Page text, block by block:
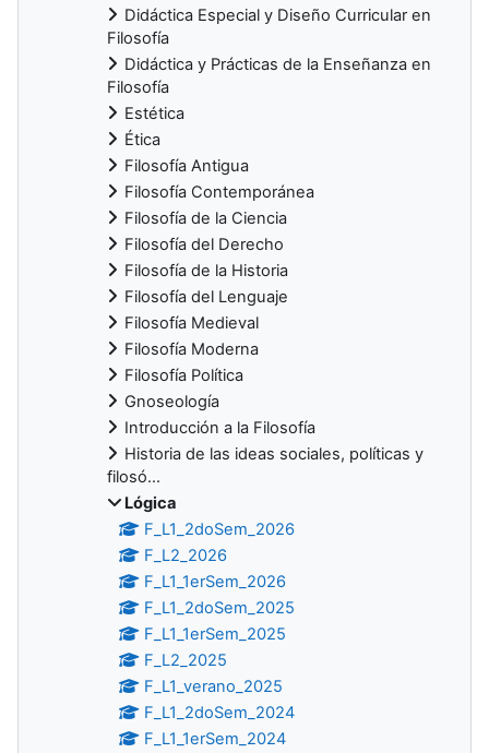
Didáctica Especial y Diseño Curricular en
Filosofía
Didáctica y Prácticas de la Enseñanza en
Filosofía
Estética
Ética
Filosofía Antigua
Filosofía Contemporánea
Filosofía de la Ciencia
Filosofía del Derecho
Filosofía de la Historia
Filosofía del Lenguaje
Filosofía Medieval
Filosofía Moderna
Filosofía Política
Gnoseología
Introducción a la Filosofía
Historia de las ideas sociales, políticas y
filosó...
Lógica
F_L1_2doSem_2026
F_L2_2026
F_L1_1erSem_2026
F_L1_2doSem_2025
F_L1_1erSem_2025
F_L2_2025
F_L1_verano_2025
F_L1_2doSem_2024
F_L1_1erSem_2024